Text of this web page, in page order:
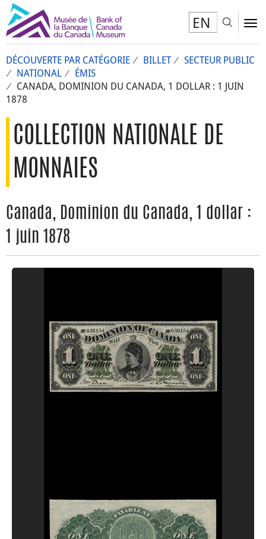
EN
DÉCOUVERTE PAR CATÉGORIE BILLET
SECTEUR PUBLIC
NATIONAL
ÉMIS
CANADA, DOMINION DU CANADA, 1 DOLLAR : 1 JUIN
1878
COLLECTION NATIONALE DE
MONNAIES
Canada, Dominion du Canada, 1 dollar :
1 juin 1878